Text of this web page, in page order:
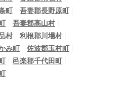
町
吾妻郡長野原町
吾妻郡高山村
村
利根郡川場村
み町
佐波郡玉村町
邑楽郡千代田町